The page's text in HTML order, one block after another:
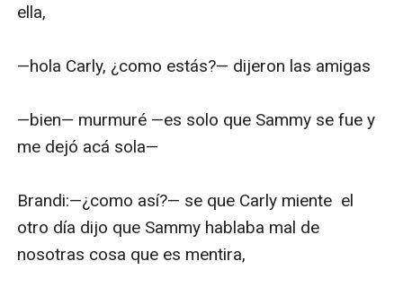
ella,
—hola Carly, ¿como estás?— dijeron las amigas
—bien— murmuré —es solo que Sammy se fue y
me dejó acá sola—
Brandi:—¿como así?— se que Carly miente  el
otro día dijo que Sammy hablaba mal de
nosotras cosa que es mentira,